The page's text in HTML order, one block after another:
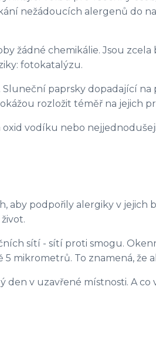
nežádoucích alergenů do
žádné chemikálie. Jsou
fotokatalýzu.
paprsky dopadající
rozložit téměř na jejich
vodíku nebo
podpořily alergiky v jejich
sítí - sítí proti smogu.
mikrometrů. To znamená, že
v uzavřené místnosti. A